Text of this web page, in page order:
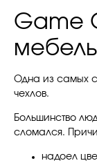
Game
Одна из самых
чехлов.
Большинство
сломался.
надоел